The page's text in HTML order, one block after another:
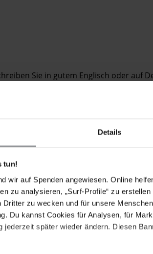
Details
tun!
wir auf Spenden angewiesen. Online
zu analysieren, „Surf-Profile“ zu
Dritter zu wecken und für unsere
Du kannst Cookies für Analysen, für
jederzeit später wieder ändern. Diesen
Sie in gutem Englisch oder auf
verlieren können, bitten wir Sie, nach
australischen Regierung auf der Insel
menschenunwürdige
zurückzukehren. Seit Dezember
gegen ihre unbefristete
Februar eskalierte die Lage und es
23-jähriger Asylsuchender iranischer
Was die Gewalt auslöste, ist unklar,
betroffenen Personen von privatem
mit Schlagstöcken,